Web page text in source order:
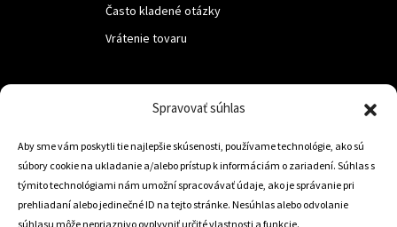
Spravovať súhlas
Aby sme vám poskytli tie najlepšie skúsenosti, používame technológie, ako sú
súbory cookie na ukladanie a/alebo prístup k informáciám o zariadení. Súhlas s
týmito technológiami nám umožní spracovávať údaje, ako je správanie pri
prehliadaní alebo jedinečné ID na tejto stránke. Nesúhlas alebo odvolanie
súhlasu môže nepriaznivo ovplyvniť určité vlastnosti a funkcie.
Často kladené otázky
Vrátenie tovaru
Trstená 02801